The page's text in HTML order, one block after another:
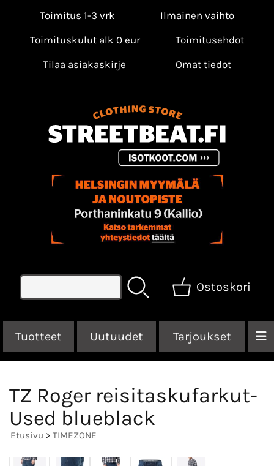
Toimitus 1-3 vrk
Ilmainen vaihto
Toimituskulut alk 0 eur
Toimitusehdot
Tilaa asiakaskirje
Omat tiedot
Ostoskori
Tuotteet Uutuudet Tarjoukset
TZ Roger reisitaskufarkut-
Used blueblack
Etusivu > TIMEZONE